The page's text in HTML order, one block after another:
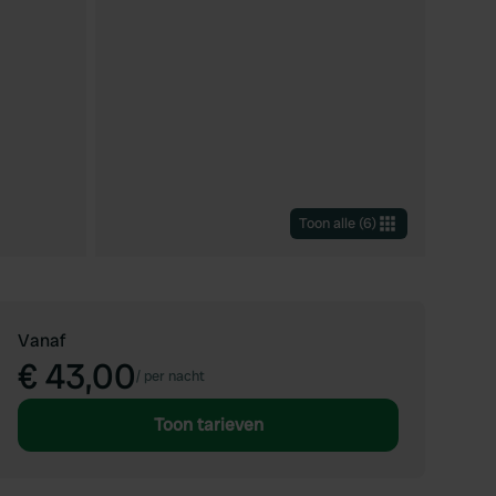
Toon alle (6)
Vanaf
€ 43,00/ per nacht
Toon tarieven